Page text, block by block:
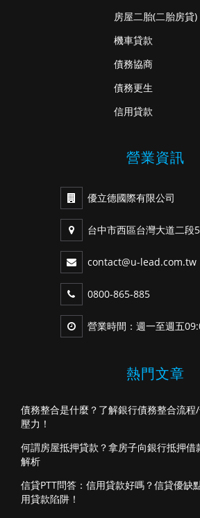
房屋二胎(二胎房貸)
機車貸款
債務協商
債務更生
信用貸款
營業資訊
優立德國際有限公司
台中市西區台灣大道二段
contact@u-lead.com.tw
0800-865-885
營業時間：週一至週五
熱門文章
債務整合是什麼？了解銀行債務整合流
壓力！
何謂房屋抵押貸款？拿房子向銀行抵押借
解析
信貸PTT問答：信用貸款好嗎？信貸優缺
用貸款陷阱！